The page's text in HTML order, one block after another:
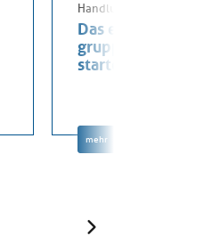
Handlungsanleitung
Das eigene Seminar
gruppendynamisch
starten
mehr